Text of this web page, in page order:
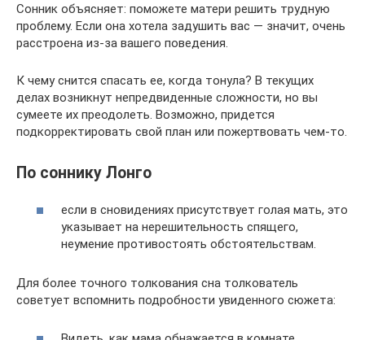
Сонник объясняет: поможете матери решить трудную
проблему. Если она хотела задушить вас — значит, очень
расстроена из-за вашего поведения.
К чему снится спасать ее, когда тонула? В текущих
делах возникнут непредвиденные сложности, но вы
сумеете их преодолеть. Возможно, придется
подкорректировать свой план или пожертвовать чем-то.
По соннику Лонго
если в сновидениях присутствует голая мать, это
указывает на нерешительность спящего,
неумение противостоять обстоятельствам.
Для более точного толкования сна толкователь
советует вспомнить подробности увиденного сюжета: